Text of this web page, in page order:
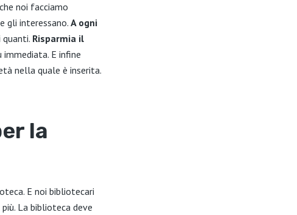
noi facciamo
gli interessano. A ogni
Risparmia il
E infine
nella quale è inserita.
la
E noi bibliotecari
La biblioteca deve